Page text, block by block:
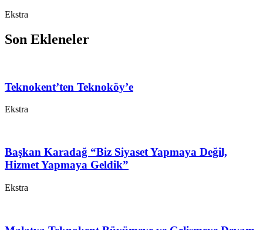
Ekstra
Son Ekleneler
Teknokent’ten Teknoköy’e
Ekstra
Başkan Karadağ “Biz Siyaset Yapmaya Değil,
Hizmet Yapmaya Geldik”
Ekstra